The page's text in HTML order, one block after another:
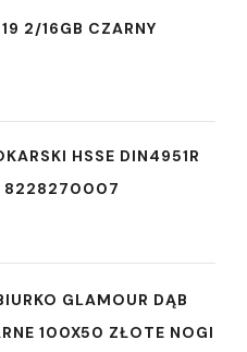
2/16GB CZARNY
HSSE DIN4951R
8228270007
GLAMOUR DĄB
100X50 ZŁOTE NOGI